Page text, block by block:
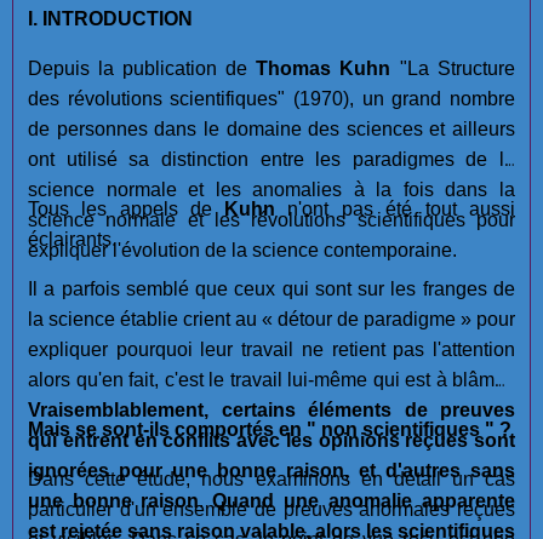
I. INTRODUCTION
Depuis la publication de Thomas Kuhn "La Structure
des révolutions scientifiques" (1970), un grand nombre
de personnes dans le domaine des sciences et ailleurs
ont utilisé sa distinction entre les paradigmes de la
science normale et les anomalies à la fois dans la
science normale et les révolutions scientifiques pour
expliquer l'évolution de la science contemporaine.
Tous les appels de Kuhn n'ont pas été tout aussi
éclairants.
Il a parfois semblé que ceux qui sont sur les franges de
la science établie crient au « détour de paradigme » pour
expliquer pourquoi leur travail ne retient pas l'attention
alors qu'en fait, c'est le travail lui-même qui est à blâmer.
Vraisemblablement, certains éléments de preuves
qui entrent en conflits avec les opinions reçues sont
ignorées pour une bonne raison, et d'autres sans
une bonne raison.Quand une anomalie apparente
est rejetée sans raison valable, alors les scientifiques
Mais se sont-ils comportés en " non scientifiques " ?
Dans cette étude, nous examinons en détail un cas
particulier d'un ensemble de preuves anormales reçues